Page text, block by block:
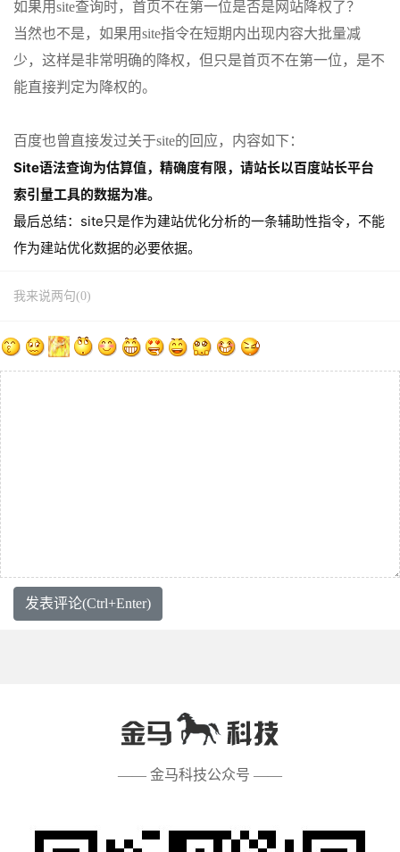
如果用site查询时，首页不在第一位是否是网站降权了？
当然也不是，如果用site指令在短期内出现内容大批量减
少，这样是非常明确的降权，但只是首页不在第一位，是不
能直接判定为降权的。
百度也曾直接发过关于site的回应，内容如下：
Site语法查询为估算值，精确度有限，请站长以百度站长平台
索引量工具的数据为准。
最后总结：site只是作为建站优化分析的一条辅助性指令，不能
作为建站优化数据的必要依据。
我来说两句(0)
发表评论(Ctrl+Enter)
—— 金马科技公众号 ——